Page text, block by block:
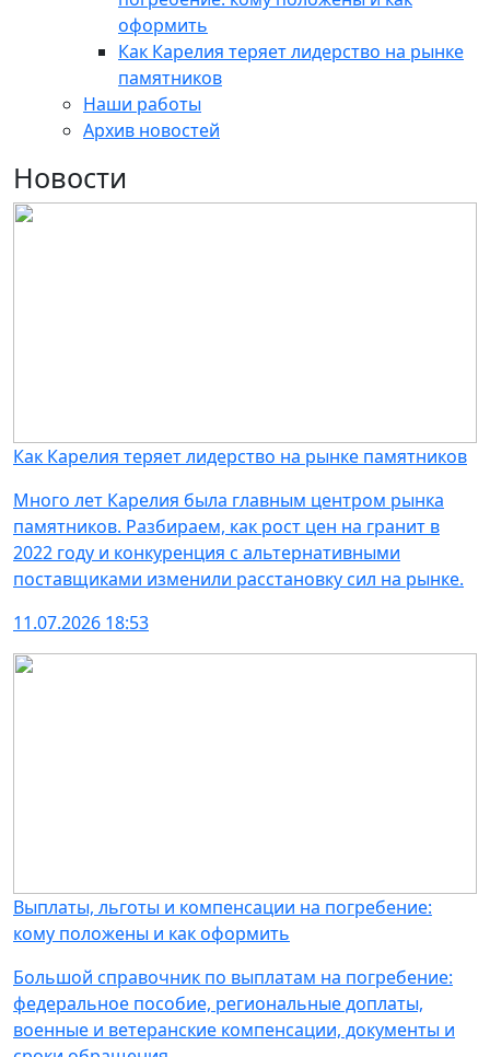
оформить
Как Карелия теряет лидерство на рынке
памятников
Наши работы
Архив новостей
Новости
Как Карелия теряет лидерство на рынке памятников
Много лет Карелия была главным центром рынка
памятников. Разбираем, как рост цен на гранит в
2022 году и конкуренция с альтернативными
поставщиками изменили расстановку сил на рынке.
11.07.2026 18:53
Выплаты, льготы и компенсации на погребение:
кому положены и как оформить
Большой справочник по выплатам на погребение:
федеральное пособие, региональные доплаты,
военные и ветеранские компенсации, документы и